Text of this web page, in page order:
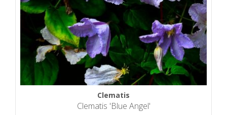
Clematis
Clematis 'Blue Angel'